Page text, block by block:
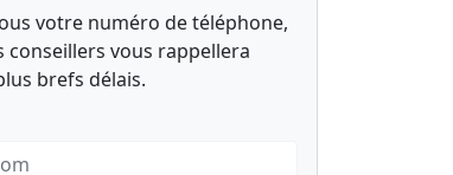
votre numéro de téléphone,
conseillers vous rappellera
brefs délais.